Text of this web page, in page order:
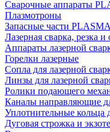
Сварочные аппараты
Плазмотроны
Запасные части PLASMA
Лазерная сварка, резка и
Аппараты лазерной
Горелки лазерные
Сопла для лазерной
Линзы для лазерной
Ролики подающего
Каналы направляющие
Уплотнительные кольца
Дуговая строжка и